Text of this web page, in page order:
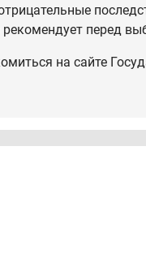
перед
на сайте